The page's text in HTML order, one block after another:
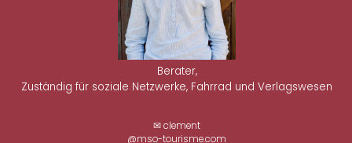
Berater,
Zuständig für soziale Netzwerke, Fahrrad und Verlagswesen
✉ clement
@mso-tourisme.com